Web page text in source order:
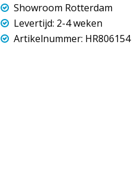
Showroom Rotterdam
Levertijd: 2-4 weken
Artikelnummer: HR806154